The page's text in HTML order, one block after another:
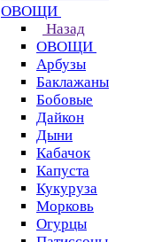
ОВОЩИ
Назад
ОВОЩИ
Арбузы
Баклажаны
Бобовые
Дайкон
Дыни
Кабачок
Капуста
Кукуруза
Морковь
Огурцы